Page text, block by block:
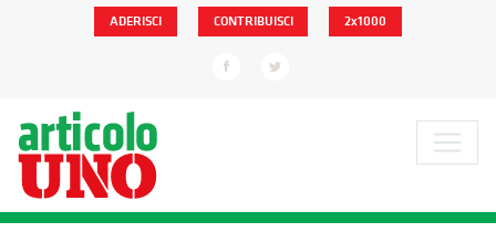
ADERISCI CONTRIBUISCI 2x1000